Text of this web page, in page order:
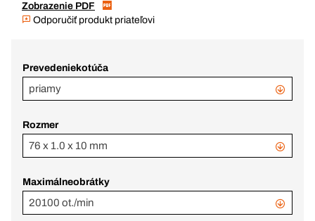
Zobrazenie PDF
Odporučiť produkt priateľovi
Prevedeniekotúča
priamy
Rozmer
76 x 1.0 x 10 mm
Maximálneobrátky
20100 ot./min